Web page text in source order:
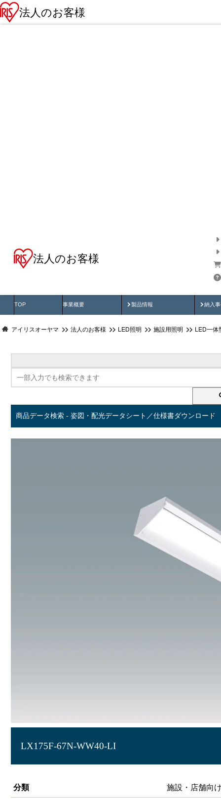
法人のお客様
法人のお客様
TOP 事業概要 製品情報
製品動画 納入
納
アイリスオーヤマ 法人のお客様 LED照明 施設用照明 LED一体
商品データ検索 - 姿図・配光データシート／仕様書ダウンロード
LX175F-67N-WW40-LI
分類
施設・店舗向